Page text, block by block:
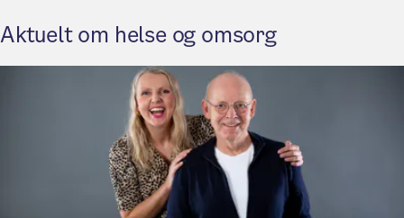
Aktuelt om helse og omsorg